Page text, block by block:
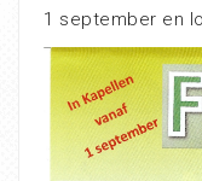
1 september en